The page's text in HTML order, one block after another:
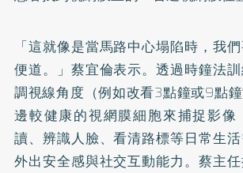
「這就像是當馬路中心塌陷時，我
便道。」蔡宜倫表示。透過時鐘法
調視線角度（例如改看3點鐘或9點
邊較健康的視網膜細胞來捕捉影像
讀、辨識人臉、看清路標等日常生
外出安全感與社交互動能力。蔡主